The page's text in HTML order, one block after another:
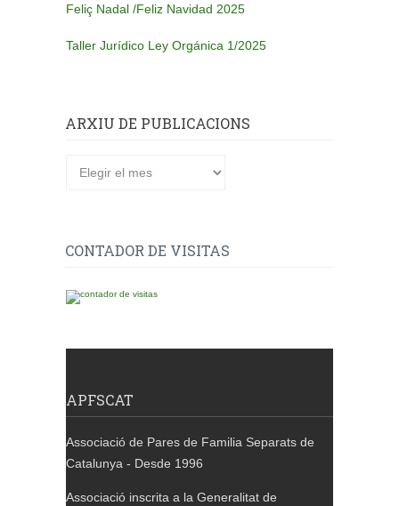
Feliç Nadal /Feliz Navidad 2025
Taller Jurídico Ley Orgánica 1/2025
ARXIU DE PUBLICACIONS
CONTADOR DE VISITAS
APFSCAT
Associació de Pares de Familia Separats de
Catalunya - Desde 1996
Associació inscrita a la Generalitat de